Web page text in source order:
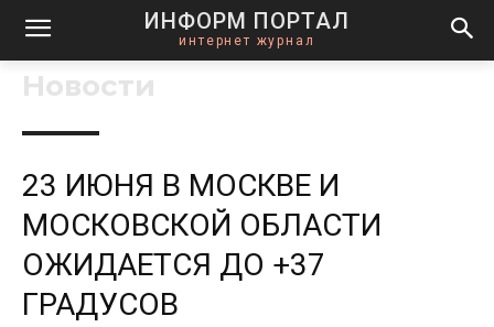
ИНФОРМ ПОРТАЛ
интернет журнал
Новости
23 ИЮНЯ В МОСКВЕ И
МОСКОВСКОЙ ОБЛАСТИ
ОЖИДАЕТСЯ ДО +37
ГРАДУСОВ